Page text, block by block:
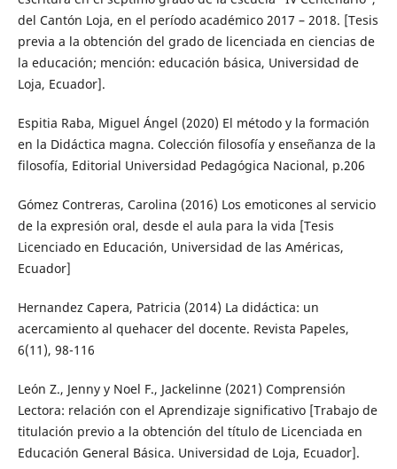
del Cantón Loja, en el período académico 2017 – 2018. [Tesis
previa a la obtención del grado de licenciada en ciencias de
la educación; mención: educación básica, Universidad de
Loja, Ecuador].
Espitia Raba, Miguel Ángel (2020) El método y la formación
en la Didáctica magna. Colección filosofía y enseñanza de la
filosofía, Editorial Universidad Pedagógica Nacional, p.206
Gómez Contreras, Carolina (2016) Los emoticones al servicio
de la expresión oral, desde el aula para la vida [Tesis
Licenciado en Educación, Universidad de las Américas,
Ecuador]
Hernandez Capera, Patricia (2014) La didáctica: un
acercamiento al quehacer del docente. Revista Papeles,
6(11), 98-116
León Z., Jenny y Noel F., Jackelinne (2021) Comprensión
Lectora: relación con el Aprendizaje significativo [Trabajo de
titulación previo a la obtención del título de Licenciada en
Educación General Básica. Universidad de Loja, Ecuador].